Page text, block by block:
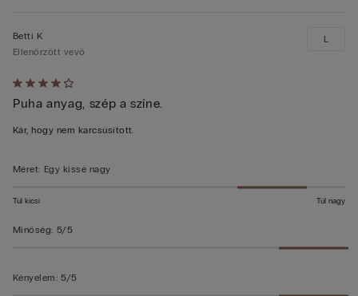
Értékelés:
4/5
Betti K
Ellenőrzött vevő
Puha anyag, szép a színe.
Kár, hogy nem karcsúsított.
L
Méret: Egy kissé nagy
Túl kicsi Túl nagy
Minőség: 5/5
Kényelem: 5/5